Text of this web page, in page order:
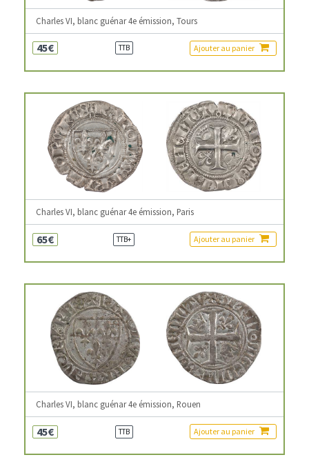
Charles VI, blanc guénar 4e émission, Tours
45€ TTB Ajouter au panier
Charles VI, blanc guénar 4e émission, Paris
65€ TTB+ Ajouter au panier
Charles VI, blanc guénar 4e émission, Rouen
45€ TTB Ajouter au panier